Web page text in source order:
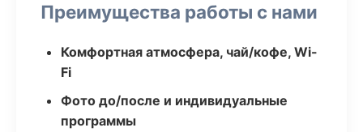
Преимущества работы с нами
Комфортная атмосфера, чай/кофе, Wi-
Fi
Фото до/после и индивидуальные
программы